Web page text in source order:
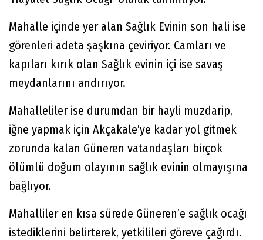
Mahalle içinde yer alan Sağlık Evinin son hali ise
görenleri adeta şaşkına çeviriyor. Camları ve
kapıları kırık olan Sağlık evinin içi ise savaş
meydanlarını andırıyor.
Mahalleliler ise durumdan bir hayli muzdarip,
iğne yapmak için Akçakale’ye kadar yol gitmek
zorunda kalan Güneren vatandaşları birçok
ölümlü doğum olayının sağlık evinin olmayışına
bağlıyor.
Mahalliler en kısa sürede Güneren’e sağlık ocağı
istediklerini belirterek, yetkilileri göreve çağırdı.